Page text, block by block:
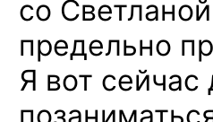
со
предельно
Я вот